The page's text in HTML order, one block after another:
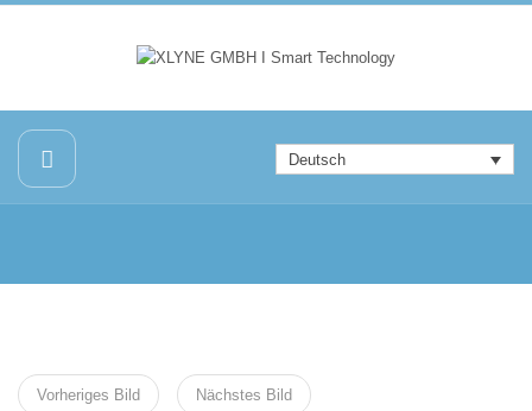
Deutsch
Vorheriges Bild Nächstes Bild